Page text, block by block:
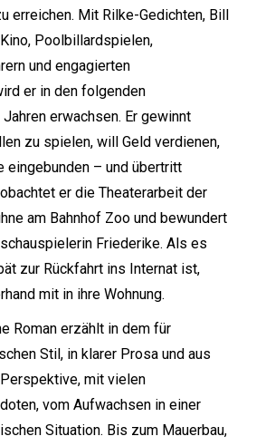
erreichen. Mit Rilke-Gedichten, Bill
Kino, Poolbillardspielen,
und engagierten
er in den folgenden
erwachsen. Er gewinnt
zu spielen, will Geld verdienen,
eingebunden – und übertritt
er die Theaterarbeit der
am Bahnhof Zoo und bewundert
Friederike. Als es
zur Rückfahrt ins Internat ist,
mit in ihre Wohnung.
Roman erzählt in dem für
Stil, in klarer Prosa und aus
mit vielen
vom Aufwachsen in einer
Situation. Bis zum Mauerbau,